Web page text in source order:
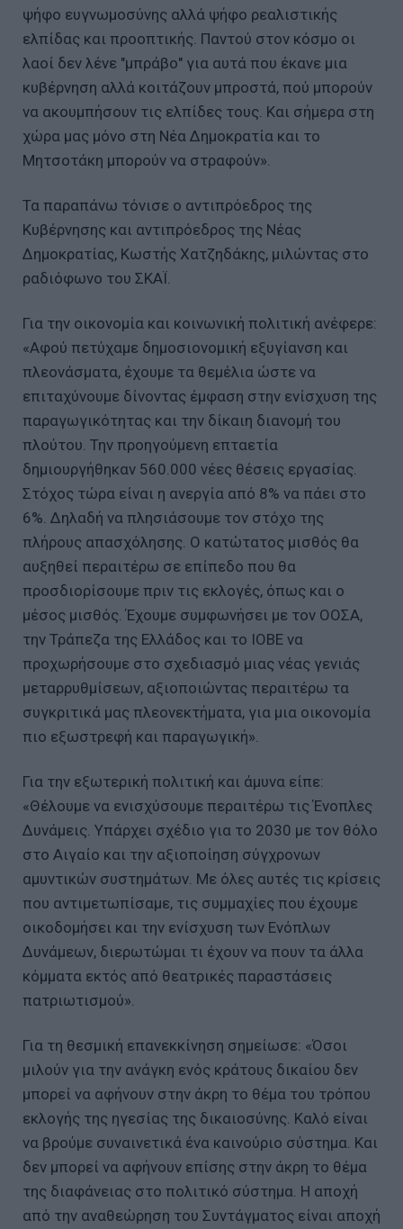
ψήφο ευγνωμοσύνης αλλά ψήφο ρεαλιστικής
ελπίδας και προοπτικής. Παντού στον κόσμο οι
λαοί δεν λένε "μπράβο" για αυτά που έκανε μια
κυβέρνηση αλλά κοιτάζουν μπροστά, πού μπορούν
να ακουμπήσουν τις ελπίδες τους. Και σήμερα στη
χώρα μας μόνο στη Νέα Δημοκρατία και το
Μητσοτάκη μπορούν να στραφούν».
Τα παραπάνω τόνισε ο αντιπρόεδρος της
Κυβέρνησης και αντιπρόεδρος της Νέας
Δημοκρατίας, Κωστής Χατζηδάκης, μιλώντας στο
ραδιόφωνο του ΣΚΑΪ.
Για την οικονομία και κοινωνική πολιτική ανέφερε:
«Αφού πετύχαμε δημοσιονομική εξυγίανση και
πλεονάσματα, έχουμε τα θεμέλια ώστε να
επιταχύνουμε δίνοντας έμφαση στην ενίσχυση της
παραγωγικότητας και την δίκαιη διανομή του
πλούτου. Την προηγούμενη επταετία
δημιουργήθηκαν 560.000 νέες θέσεις εργασίας.
Στόχος τώρα είναι η ανεργία από 8% να πάει στο
6%. Δηλαδή να πλησιάσουμε τον στόχο της
πλήρους απασχόλησης. Ο κατώτατος μισθός θα
αυξηθεί περαιτέρω σε επίπεδο που θα
προσδιορίσουμε πριν τις εκλογές, όπως και ο
μέσος μισθός. Έχουμε συμφωνήσει με τον ΟΟΣΑ,
την Τράπεζα της Ελλάδος και το ΙΟΒΕ να
προχωρήσουμε στο σχεδιασμό μιας νέας γενιάς
μεταρρυθμίσεων, αξιοποιώντας περαιτέρω τα
συγκριτικά μας πλεονεκτήματα, για μια οικονομία
πιο εξωστρεφή και παραγωγική».
Για την εξωτερική πολιτική και άμυνα είπε:
«Θέλουμε να ενισχύσουμε περαιτέρω τις Ένοπλες
Δυνάμεις. Υπάρχει σχέδιο για το 2030 με τον θόλο
στο Αιγαίο και την αξιοποίηση σύγχρονων
αμυντικών συστημάτων. Με όλες αυτές τις κρίσεις
που αντιμετωπίσαμε, τις συμμαχίες που έχουμε
οικοδομήσει και την ενίσχυση των Ενόπλων
Δυνάμεων, διερωτώμαι τι έχουν να πουν τα άλλα
κόμματα εκτός από θεατρικές παραστάσεις
πατριωτισμού».
Για τη θεσμική επανεκκίνηση σημείωσε: «Όσοι
μιλούν για την ανάγκη ενός κράτους δικαίου δεν
μπορεί να αφήνουν στην άκρη το θέμα του τρόπου
εκλογής της ηγεσίας της δικαιοσύνης. Καλό είναι
να βρούμε συναινετικά ένα καινούριο σύστημα. Και
δεν μπορεί να αφήνουν επίσης στην άκρη το θέμα
της διαφάνειας στο πολιτικό σύστημα. Η αποχή
από την αναθεώρηση του Συντάγματος είναι αποχή